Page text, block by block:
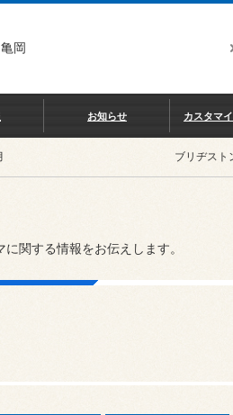
岡
お知らせ カスタマ
ブリヂスト
関する情報をお伝えします。